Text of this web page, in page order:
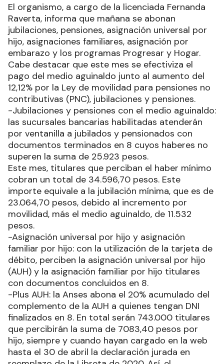
El organismo, a cargo de la licenciada Fernanda
Raverta, informa que mañana se abonan
jubilaciones, pensiones, asignación universal por
hijo, asignaciones familiares, asignación por
embarazo y los programas Progresar y Hogar.
Cabe destacar que este mes se efectiviza el
pago del medio aguinaldo junto al aumento del
12,12% por la Ley de movilidad para pensiones no
contributivas (PNC), jubilaciones y pensiones.
-Jubilaciones y pensiones con el medio aguinaldo:
las sucursales bancarias habilitadas atenderán
por ventanilla a jubilados y pensionados con
documentos terminados en 8 cuyos haberes no
superen la suma de 25.923 pesos.
Este mes, titulares que perciban el haber mínimo
cobran un total de 34.596,70 pesos. Este
importe equivale a la jubilación mínima, que es de
23.064,70 pesos, debido al incremento por
movilidad, más el medio aguinaldo, de 11.532
pesos.
-Asignación universal por hijo y asignación
familiar por hijo: con la utilización de la tarjeta de
débito, perciben la asignación universal por hijo
(AUH) y la asignación familiar por hijo titulares
con documentos concluidos en 8.
-Plus AUH: la Anses abona el 20% acumulado del
complemento de la AUH a quienes tengan DNI
finalizados en 8. En total serán 743.000 titulares
que percibirán la suma de 7083,40 pesos por
hijo, siempre y cuando hayan cargado en la web
hasta el 30 de abril la declaración jurada en